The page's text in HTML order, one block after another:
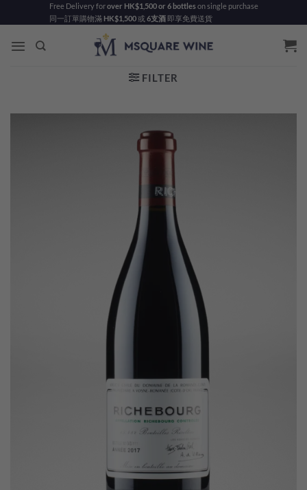
to
content
Free Delivery forover HK$1,500 or 6 bottleson single purchase
同一訂單購物滿 HK$1,500或 6支酒即享免費送貨
FILTER